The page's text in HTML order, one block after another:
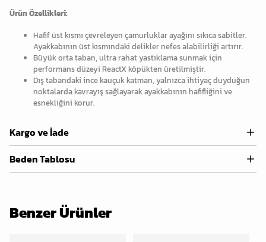
Ürün Özellikleri:
Hafif üst kısmı çevreleyen çamurluklar ayağını sıkıca sabitler.
Ayakkabının üst kısmındaki delikler nefes alabilirliği artırır.
Büyük orta taban, ultra rahat yastıklama sunmak için
performans düzeyi ReactX köpükten üretilmiştir.
Dış tabandaki ince kauçuk katman, yalnızca ihtiyaç duyduğun
noktalarda kavrayış sağlayarak ayakkabının hafifliğini ve
esnekliğini korur.
Kargo ve İade
Beden Tablosu
Benzer Ürünler